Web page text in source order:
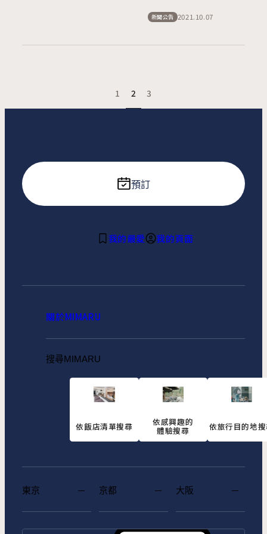
新聞公告 2021.10.07
1 2 3
預訂
我的最愛 我的頁面
關於MIMARU
搜尋MIMARU
依飯店清單搜尋 依感興趣的
體驗搜尋 依旅行目的地
東京 京都 大阪